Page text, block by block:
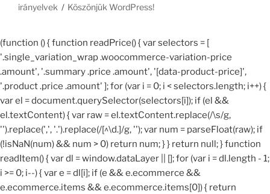
irányelvek
Köszönjük WordPress!
(function () { function readPrice() { var selectors = [
'.single_variation_wrap .woocommerce-variation-price
.amount', '.summary .price .amount', '[data-product-price]',
'.product .price .amount' ]; for (var i = 0; i < selectors.length; i++) {
var el = document.querySelector(selectors[i]); if (el &&
el.textContent) { var raw = el.textContent.replace(/\s/g,
'').replace(',', '.').replace(/[^\d.]/g, ''); var num = parseFloat(raw); if
(!isNaN(num) && num > 0) return num; } } return null; } function
readItem() { var dl = window.dataLayer || []; for (var i = dl.length - 1;
i >= 0; i--) { var e = dl[i]; if (e && e.ecommerce &&
e.ecommerce.items && e.ecommerce.items[0]) { return